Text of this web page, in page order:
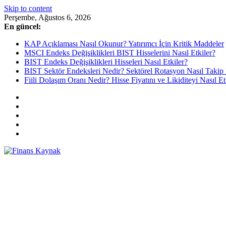
Skip to content
Perşembe, Ağustos 6, 2026
En güncel:
KAP Açıklaması Nasıl Okunur? Yatırımcı İçin Kritik Maddeler
MSCI Endeks Değişiklikleri BIST Hisselerini Nasıl Etkiler?
BIST Endeks Değişiklikleri Hisseleri Nasıl Etkiler?
BIST Sektör Endeksleri Nedir? Sektörel Rotasyon Nasıl
Fiili Dolaşım Oranı Nedir? Hisse Fiyatını ve Likiditeyi Nasıl